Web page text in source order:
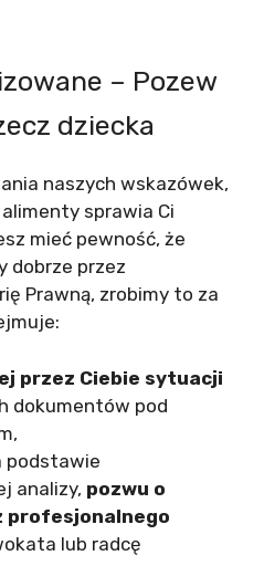
– Pozew
dziecka
naszych wskazówek,
sprawia Ci
mieć pewność, że
dobrze przez
Prawną, zrobimy to za
przez Ciebie sytuacji
dokumentów pod
podstawie
analizy, pozwu o
profesjonalnego
lub radcę